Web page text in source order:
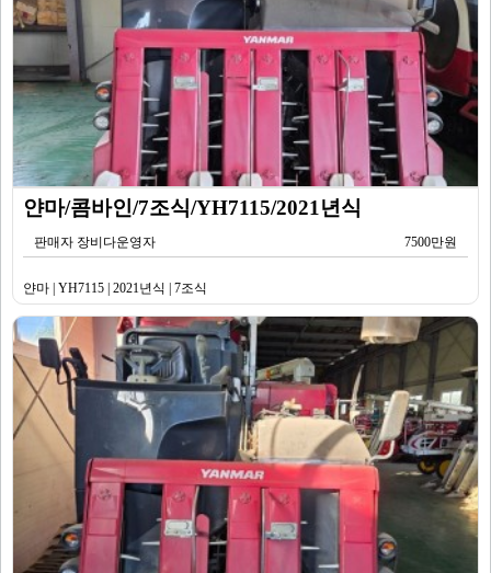
얀마/콤바인/7조식/YH7115/2021년식
판매자 장비다운영자 7500만원
얀마 | YH7115 | 2021년식 | 7조식